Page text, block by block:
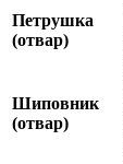
Петрушка
(отвар)
Шиповник
(отвар)